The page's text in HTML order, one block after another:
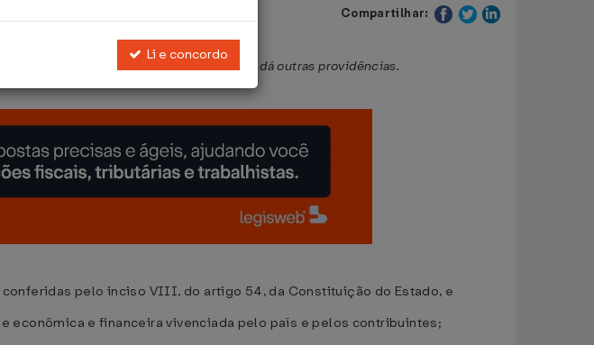
Compartilhar:
20.686, de 28 de dezembro de 1.999, e dá outras providências.
conferidas pelo inciso VIII, do artigo 54, da Constituição do Estado, e
econômica e financeira vivenciada pelo país e pelos contribuintes;
Li e concordo